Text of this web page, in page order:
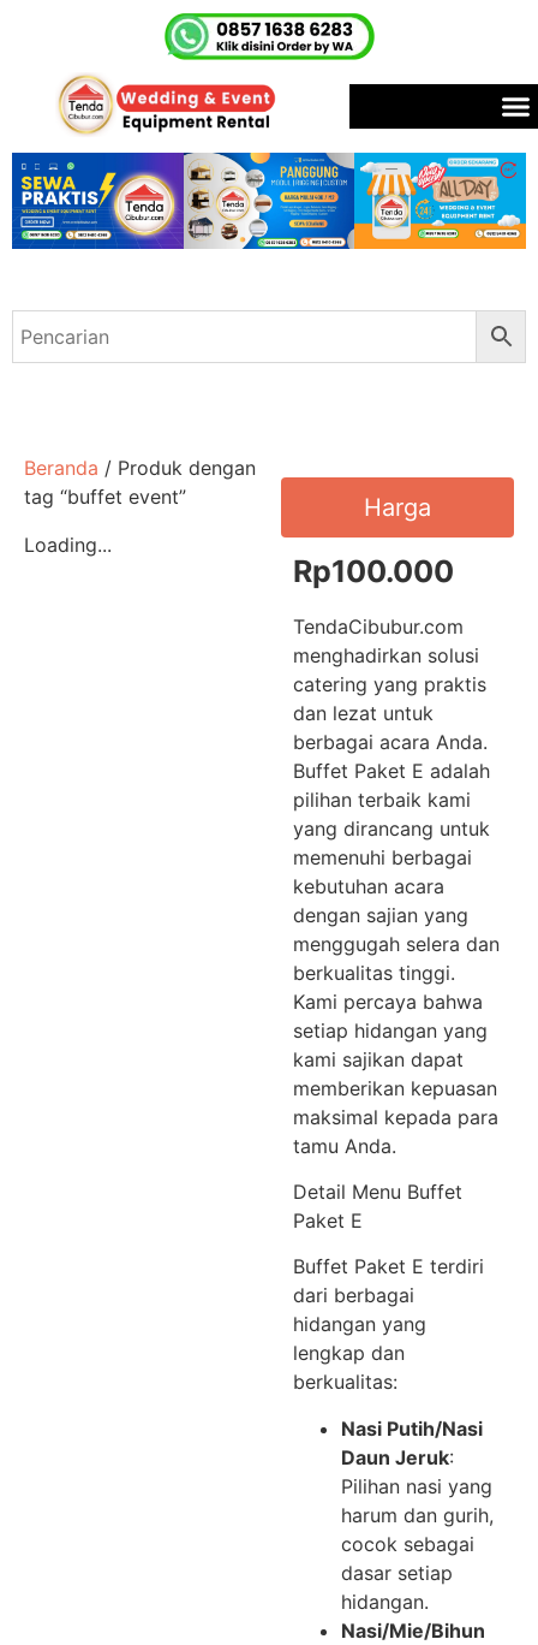
Beranda / Produk dengan
tag “buffet event”
Loading...
Harga
Rp100.000
TendaCibubur.com
menghadirkan solusi
catering yang praktis
dan lezat untuk
berbagai acara Anda.
Buffet Paket E adalah
pilihan terbaik kami
yang dirancang untuk
memenuhi berbagai
kebutuhan acara
dengan sajian yang
menggugah selera dan
berkualitas tinggi.
Kami percaya bahwa
setiap hidangan yang
kami sajikan dapat
memberikan kepuasan
maksimal kepada para
tamu Anda.
Detail Menu Buffet
Paket E
Buffet Paket E terdiri
dari berbagai
hidangan yang
lengkap dan
berkualitas:
Nasi Putih/Nasi
Daun Jeruk:
Pilihan nasi yang
harum dan gurih,
cocok sebagai
dasar setiap
hidangan.
Nasi/Mie/Bihun